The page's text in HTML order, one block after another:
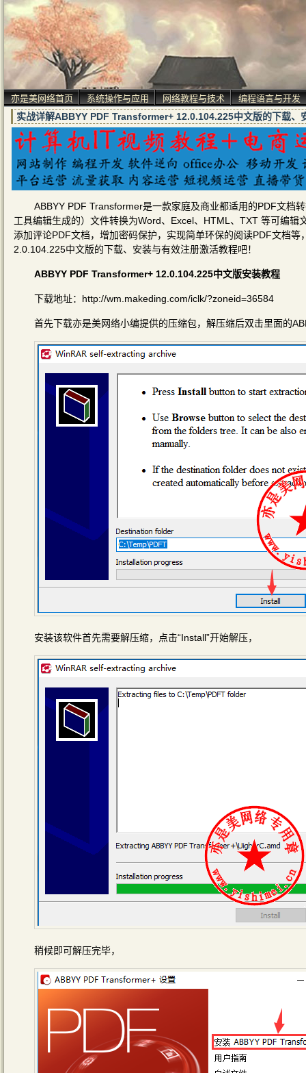
亦是美网络首页 系统操作与应用 网络教程与技术 编程语言与开发
实战详解ABBYY PDF Transformer+ 12.0.104.225中文版的下载、
ABBYY PDF Transformer是一款家庭及商业都适用的PDF文档
工具编辑生成的）文件转换为Word、Excel、HTML、TXT 等可编
添加评论PDF文档，增加密码保护，实现简单环保的阅读PDF文档
2.0.104.225中文版的下载、安装与有效注册激活教程吧！
ABBYY PDF Transformer+ 12.0.104.225中文版安装教程
下载地址：http://wm.makeding.com/iclk/?zoneid=36584
首先下载亦是美网络小编提供的压缩包，解压缩后双击里面的
安装该软件首先需要解压缩，点击“Install”开始解压，
稍候即可解压完毕，